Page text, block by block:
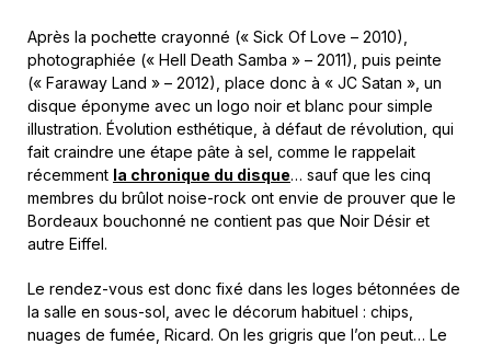
Après la pochette crayonné (« Sick Of Love – 2010),
photographiée (« Hell Death Samba » – 2011), puis peinte
(« Faraway Land » – 2012), place donc à « JC Satan », un
disque éponyme avec un logo noir et blanc pour simple
illustration. Évolution esthétique, à défaut de révolution, qui
fait craindre une étape pâte à sel, comme le rappelait
récemment la chronique du disque… sauf que les cinq
membres du brûlot noise-rock ont envie de prouver que le
Bordeaux bouchonné ne contient pas que Noir Désir et
autre Eiffel.
Le rendez-vous est donc fixé dans les loges bétonnées de
la salle en sous-sol, avec le décorum habituel : chips,
nuages de fumée, Ricard. On les grigris que l’on peut… Le